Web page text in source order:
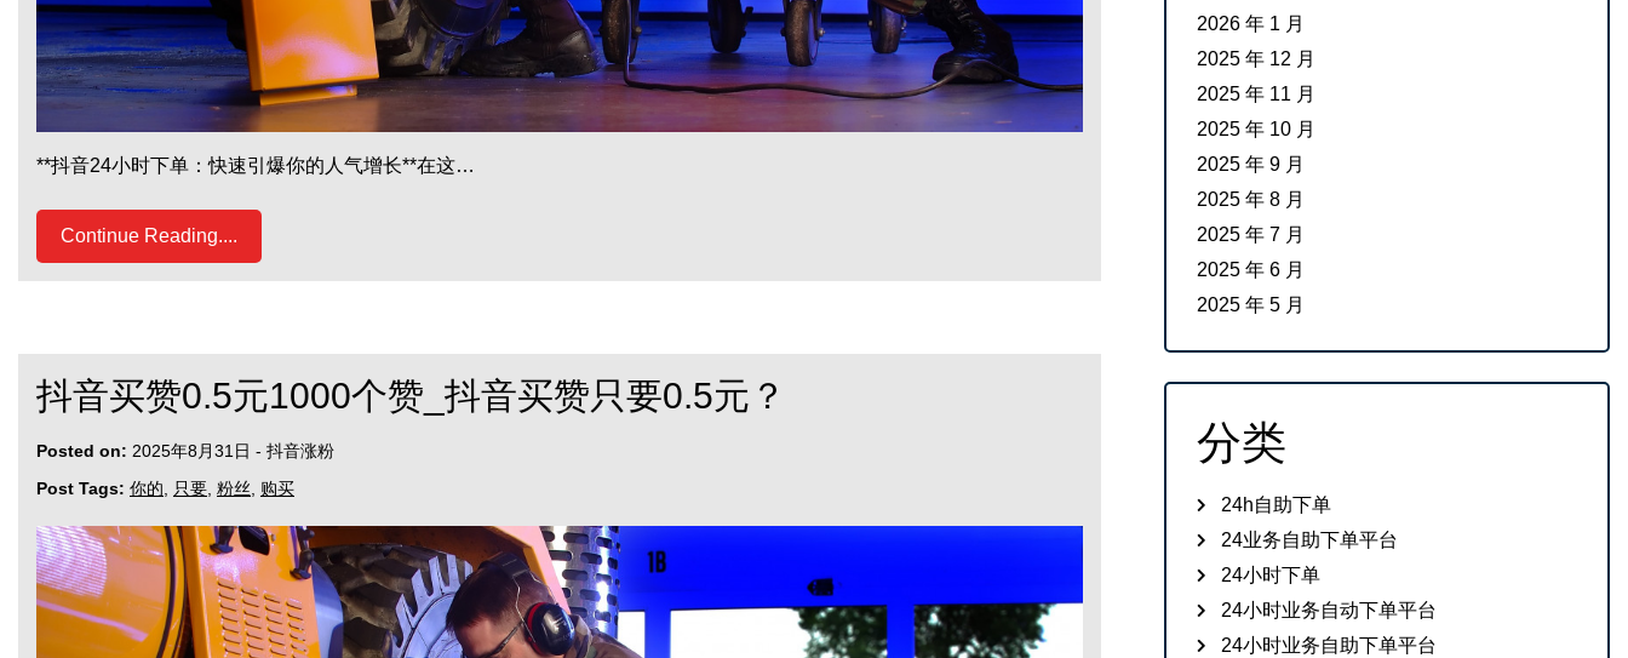
**抖音24小时下单：快速引爆你的人气增长**在这…
Continue Reading....
抖音买赞0.5元1000个赞_抖音买赞只要0.5元？
Posted on: 2025年8月31日 - 抖音涨粉
Post Tags: 你的 只要 粉丝 购买
2026 年 1 月
2025 年 12 月
2025 年 11 月
2025 年 10 月
2025 年 9 月
2025 年 8 月
2025 年 7 月
2025 年 6 月
2025 年 5 月
分类
24h自助下单
24业务自助下单平台
24小时下单
24小时业务自动下单平台
24小时业务自助下单平台